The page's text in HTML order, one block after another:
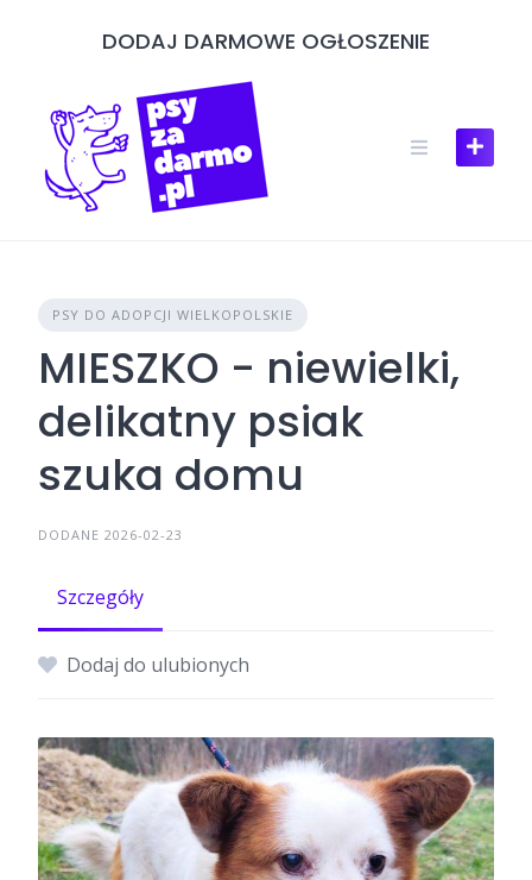
DODAJ DARMOWE OGŁOSZENIE
PSY DO ADOPCJI WIELKOPOLSKIE
MIESZKO - niewielki,
delikatny psiak
szuka domu
DODANE 2026-02-23
Szczegóły
Dodaj do ulubionych